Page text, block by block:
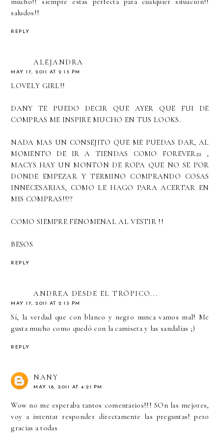
saludos!!
REPLY
ALEJANDRA
MAY 17, 2011 AT 2:13 PM
LOVELY GIRL!!
DANY TE PUEDO DECIR QUE AYER QUE FUI DE
COMPRAS ME INSPIRE MUCHO EN TUS LOOKS.
NADA MAS UN CONSEJITO QUE ME PUEDAS DAR, AL
MOMENTO DE IR A TIENDAS COMO FOREVER21 ,
MACYS HAY UN MONTON DE ROPA QUE NO SE POR
DONDE EMPEZAR Y TERMINO COMPRANDO COSAS
INNECESARIAS, COMO LE HAGO PARA ACERTAR EN
MIS COMPRAS!!??
COMO SIEMPRE FENOMENAL AL VESTIR !!
BESOS
REPLY
ANDREA DESDE EL TRÓPICO...
MAY 17, 2011 AT 2:13 PM
Sí, la verdad que con blanco y negro nunca vamos mal! Me
gusta mucho como quedó con la camiseta y las sandalias ;)
REPLY
NANY
MAY 18, 2011 AT 4:21 PM
Wow no me esperaba tantos comentarios!!! SOn las mejores,
voy a intentar responder directamente las preguntas! pero
gracias a todas